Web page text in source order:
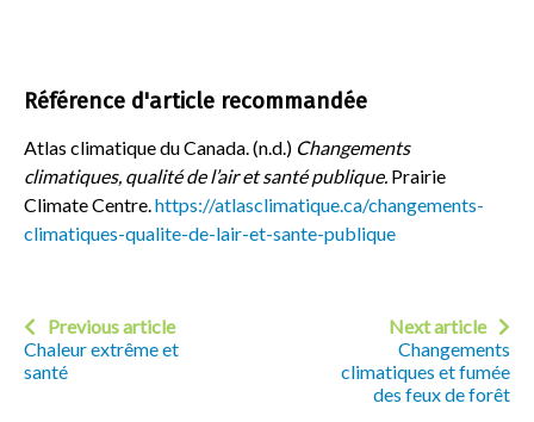
Référence d'article recommandée
Atlas climatique du Canada. (n.d.) Changements
climatiques, qualité de l’air et santé publique. Prairie
Climate Centre. https://atlasclimatique.ca/changements-
climatiques-qualite-de-lair-et-sante-publique
Next article
Changements
climatiques et fumée
des feux de forêt
Previous article
Chaleur extrême et
santé